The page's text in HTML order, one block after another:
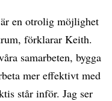
en otrolig möjlighet
förklarar Keith.
samarbeten, bygga
mer effektivt med
står inför. Jag ser